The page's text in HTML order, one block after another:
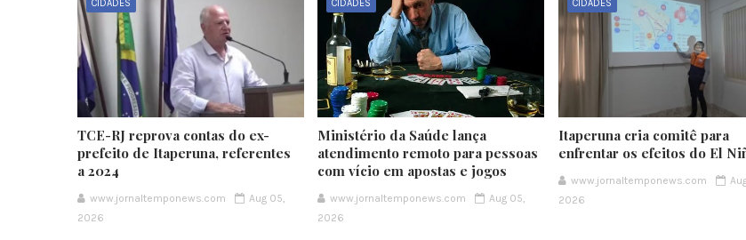
CIDADES
TCE-RJ reprova contas do ex-
prefeito de Itaperuna, referentes
a 2024
www.jornaltemponews.com
Aug 05,
2026
CIDADES
Ministério da Saúde lança
atendimento remoto para pessoas
com vício em apostas e jogos
www.jornaltemponews.com
Aug 05,
2026
CIDADES
Itaperuna cria comitê para
enfrentar os efeitos do El
www.jornaltemponews.com
2026